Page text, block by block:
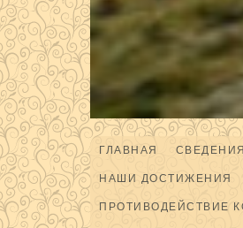
ГЛАВНАЯ
НАШИ ДОСТИЖЕНИЯ
ПРОТИВОДЕЙСТВИЕ